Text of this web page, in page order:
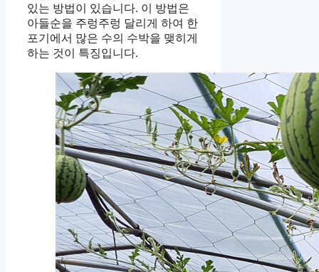
있는 방법이 있습니다. 이 방법은
아들순을 주렁주렁 달리게 하여 한
포기에서 많은 수의 수박을 맺히게
하는 것이 특징입니다.